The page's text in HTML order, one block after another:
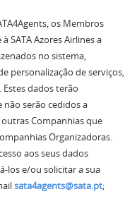
os Membros
SATA Azores Airlines a
no sistema,
personalização de serviços,
dados terão
serão cedidos a
Companhias que
Organizadoras.
aos seus dados
los e/ou solicitar a sua
sata4agents@sata.pt;